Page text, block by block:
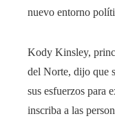
nuevo entorno
Kody Kinsley,
del Norte, dijo que
sus esfuerzos para
inscriba a las